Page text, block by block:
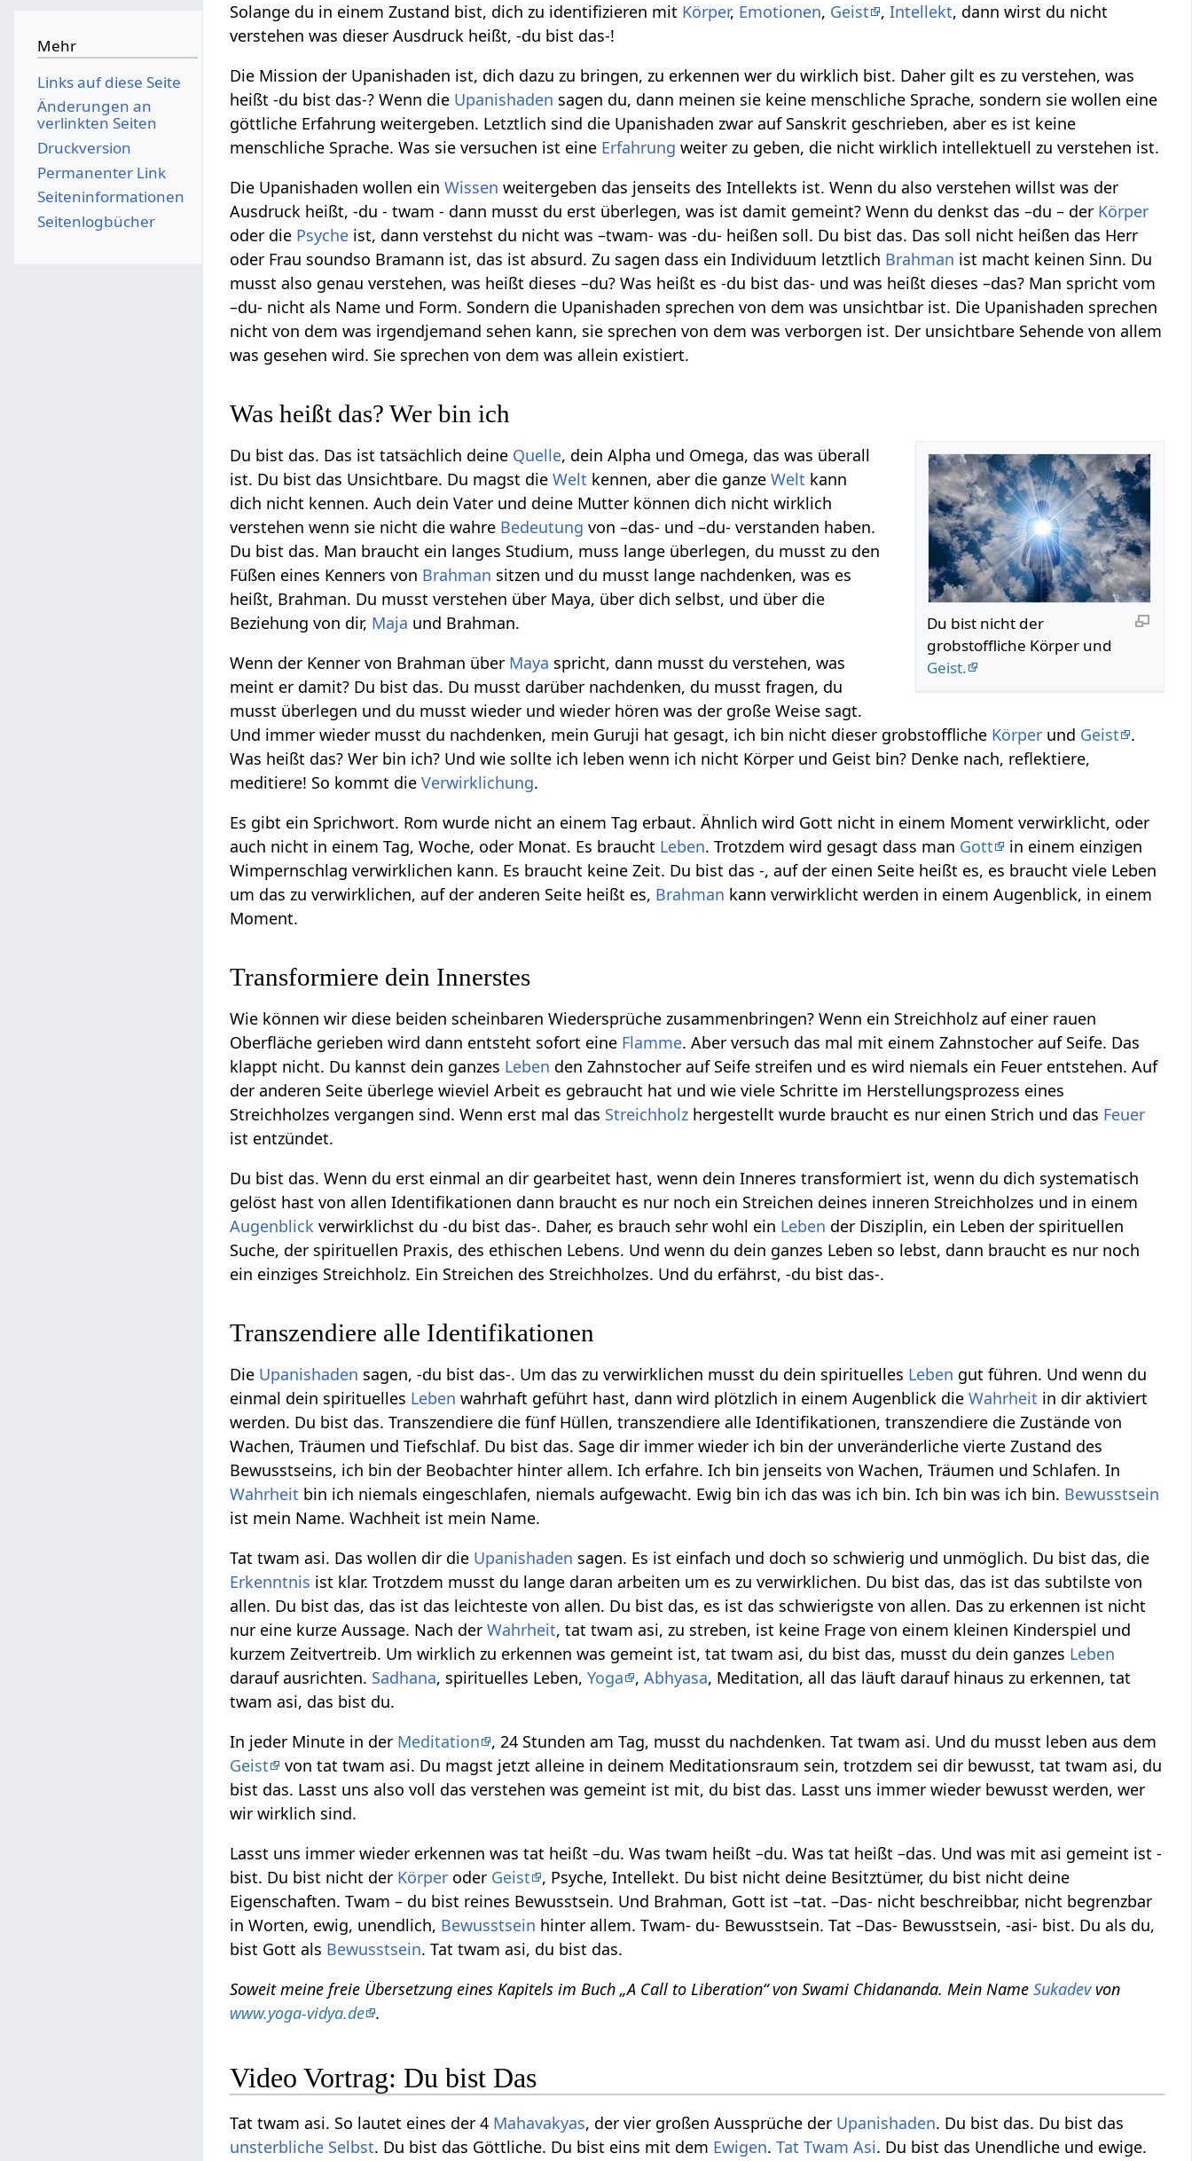
Solange du in einem Zustand bist, dich zu identifizieren mit Körper, Emotionen, Geist ,Intellekt, dann wirst du nicht
verstehen was dieser Ausdruck heißt, -du bist das-!
Die Mission der Upanishaden ist, dich dazu zu bringen, zu erkennen wer du wirklich bist. Daher gilt es zu verstehen, was
heißt -du bist das-? Wenn die Upanishaden sagen du, dann meinen sie keine menschliche Sprache, sondern sie wollen eine
göttliche Erfahrung weitergeben. Letztlich sind die Upanishaden zwar auf Sanskrit geschrieben, aber es ist keine
menschliche Sprache. Was sie versuchen ist eine Erfahrung weiter zu geben, die nicht wirklich intellektuell zu verstehen ist.
Die Upanishaden wollen einWissen weitergeben das jenseits des Intellekts ist. Wenn du also verstehen willst was der
Ausdruck heißt, -du - twam - dann musst du erst überlegen, was ist damit gemeint? Wenn du denkst das –du – der Körper
oder die Psyche ist, dann verstehst du nicht was –twam- was -du- heißen soll. Du bist das. Das soll nicht heißen das Herr
oder Frau soundso Bramann ist, das ist absurd. Zu sagen dass ein Individuum letztlich Brahman ist macht keinen Sinn. Du
musst also genau verstehen, was heißt dieses –du? Was heißt es -du bist das- und was heißt dieses –das? Man spricht vom
–du- nicht als Name und Form. Sondern die Upanishaden sprechen von dem was unsichtbar ist. Die Upanishaden sprechen
nicht von dem was irgendjemand sehen kann, sie sprechen von dem was verborgen ist. Der unsichtbare Sehende von allem
was gesehen wird. Sie sprechen von dem was allein existiert.
Was heißt das? Wer bin ich
Du bist nicht der
grobstoffliche Körper und
Geist.
Du bist das. Das ist tatsächlich deine Quelle, dein Alpha und Omega, das was überall
ist. Du bist das Unsichtbare. Du magst dieWelt kennen, aber die ganzeWelt kann
dich nicht kennen. Auch dein Vater und deine Mutter können dich nicht wirklich
verstehen wenn sie nicht die wahre Bedeutung von –das- und –du- verstanden haben.
Du bist das. Man braucht ein langes Studium, muss lange überlegen, du musst zu den
Füßen eines Kenners von Brahman sitzen und du musst lange nachdenken, was es
heißt, Brahman. Du musst verstehen über Maya, über dich selbst, und über die
Beziehung von dir, Maja und Brahman.
Wenn der Kenner von Brahman über Maya spricht, dann musst du verstehen, was
meint er damit? Du bist das. Du musst darüber nachdenken, du musst fragen, du
musst überlegen und du musst wieder und wieder hören was der große Weise sagt.
Und immer wieder musst du nachdenken, mein Guruji hat gesagt, ich bin nicht dieser grobstoffliche Körper und Geist
.
Was heißt das? Wer bin ich? Und wie sollte ich leben wenn ich nicht Körper und Geist bin? Denke nach, reflektiere,
meditiere! So kommt dieVerwirklichung.
Es gibt ein Sprichwort. Rom wurde nicht an einem Tag erbaut. Ähnlich wird Gott nicht in einem Moment verwirklicht, oder
auch nicht in einem Tag, Woche, oder Monat. Es braucht Leben. Trotzdem wird gesagt dass man Gott
in einem einzigen
Wimpernschlag verwirklichen kann. Es braucht keine Zeit. Du bist das -, auf der einen Seite heißt es, es braucht viele Leben
um das zu verwirklichen, auf der anderen Seite heißt es, Brahman kann verwirklicht werden in einem Augenblick, in einem
Moment.
Transformiere dein Innerstes
Wie können wir diese beiden scheinbaren Wiedersprüche zusammenbringen? Wenn ein Streichholz auf einer rauen
Oberfläche gerieben wird dann entsteht sofort eine Flamme. Aber versuch das mal mit einem Zahnstocher auf Seife. Das
klappt nicht. Du kannst dein ganzes Leben den Zahnstocher auf Seife streifen und es wird niemals ein Feuer entstehen. Auf
der anderen Seite überlege wieviel Arbeit es gebraucht hat und wie viele Schritte im Herstellungsprozess eines
Streichholzes vergangen sind. Wenn erst mal das Streichholz hergestellt wurde braucht es nur einen Strich und das Feuer
ist entzündet.
Du bist das. Wenn du erst einmal an dir gearbeitet hast, wenn dein Inneres transformiert ist, wenn du dich systematisch
gelöst hast von allen Identifikationen dann braucht es nur noch ein Streichen deines inneren Streichholzes und in einem
Augenblick verwirklichst du -du bist das-. Daher, es brauch sehr wohl ein Leben der Disziplin, ein Leben der spirituellen
Suche, der spirituellen Praxis, des ethischen Lebens. Und wenn du dein ganzes Leben so lebst, dann braucht es nur noch
ein einziges Streichholz. Ein Streichen des Streichholzes. Und du erfährst, -du bist das-.
Transzendiere alle Identifikationen
Die Upanishaden sagen, -du bist das-. Um das zu verwirklichen musst du dein spirituelles Leben gut führen. Und wenn du
einmal dein spirituelles Leben wahrhaft geführt hast, dann wird plötzlich in einem Augenblick dieWahrheit in dir aktiviert
werden. Du bist das. Transzendiere die fünf Hüllen, transzendiere alle Identifikationen, transzendiere die Zustände von
Wachen, Träumen und Tiefschlaf. Du bist das. Sage dir immer wieder ich bin der unveränderliche vierte Zustand des
Bewusstseins, ich bin der Beobachter hinter allem. Ich erfahre. Ich bin jenseits von Wachen, Träumen und Schlafen. In
Wahrheit bin ich niemals eingeschlafen, niemals aufgewacht. Ewig bin ich das was ich bin. Ich bin was ich bin. Bewusstsein
ist mein Name. Wachheit ist mein Name.
Tat twam asi. Das wollen dir die Upanishaden sagen. Es ist einfach und doch so schwierig und unmöglich. Du bist das, die
Erkenntnis ist klar. Trotzdem musst du lange daran arbeiten um es zu verwirklichen. Du bist das, das ist das subtilste von
allen. Du bist das, das ist das leichteste von allen. Du bist das, es ist das schwierigste von allen. Das zu erkennen ist nicht
nur eine kurze Aussage. Nach derWahrheit, tat twam asi, zu streben, ist keine Frage von einem kleinen Kinderspiel und
kurzem Zeitvertreib. Um wirklich zu erkennen was gemeint ist, tat twam asi, du bist das, musst du dein ganzes Leben
darauf ausrichten. Sadhana, spirituelles Leben,Yoga ,Abhyasa, Meditation, all das läuft darauf hinaus zu erkennen, tat
twam asi, das bist du.
In jeder Minute in der Meditation
, 24 Stunden am Tag, musst du nachdenken. Tat twam asi. Und du musst leben aus dem
Geist
von tat twam asi. Du magst jetzt alleine in deinem Meditationsraum sein, trotzdem sei dir bewusst, tat twam asi, du
bist das. Lasst uns also voll das verstehen was gemeint ist mit, du bist das. Lasst uns immer wieder bewusst werden, wer
wir wirklich sind.
Lasst uns immer wieder erkennen was tat heißt –du. Was twam heißt –du. Was tat heißt –das. Und was mit asi gemeint ist -
bist. Du bist nicht der Körper oder Geist
, Psyche, Intellekt. Du bist nicht deine Besitztümer, du bist nicht deine
Eigenschaften. Twam – du bist reines Bewusstsein. Und Brahman, Gott ist –tat. –Das- nicht beschreibbar, nicht begrenzbar
in Worten, ewig, unendlich, Bewusstsein hinter allem. Twam- du- Bewusstsein. Tat –Das- Bewusstsein, -asi- bist. Du als du,
bist Gott als Bewusstsein. Tat twam asi, du bist das.
Soweit meine freie Übersetzung eines Kapitels im Buch „A Call to Liberation“ von Swami Chidananda. Mein NameSukadevvon
www.yoga-vidya.de .
Video Vortrag: Du bist Das
Tat twam asi. So lautet eines der 4 Mahavakyas, der vier großen Aussprüche der Upanishaden. Du bist das. Du bist das
unsterbliche Selbst. Du bist das Göttliche. Du bist eins mit dem Ewigen.Tat Twam Asi. Du bist das Unendliche und ewige.
Mehr
Links auf diese Seite
Änderungen an
verlinkten Seiten
Druckversion
Permanenter Link
Seiten­­informationen
Seitenlogbücher